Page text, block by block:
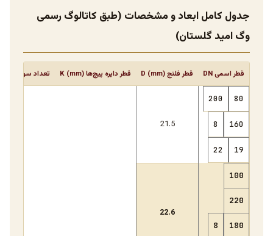
جدول کامل ابعاد و مشخصات (طبق کاتالوگ رسمی
وگ امید گلستان)
قطر اسمی DN قطر فلنج D (mm) قطر دایره پیچ‌ها K (mm) تعداد سوراخ‌ها
80
200
160
8
19
22
21.5
100
220
180
8
22.6